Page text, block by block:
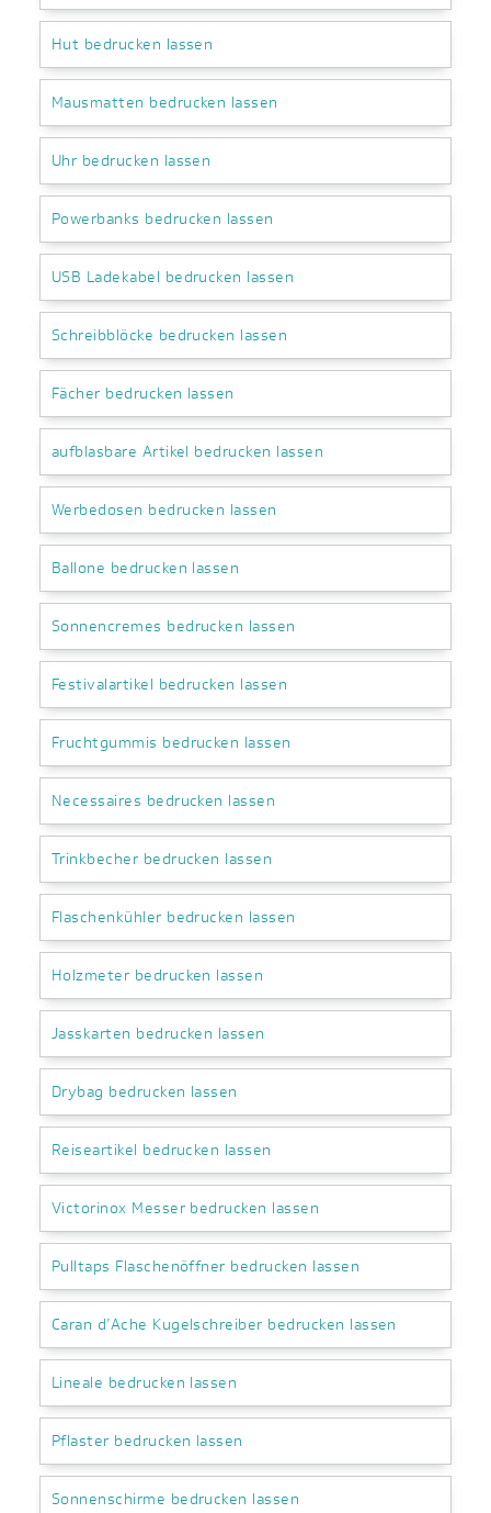
Hut bedrucken lassen
Mausmatten bedrucken lassen
Uhr bedrucken lassen
Powerbanks bedrucken lassen
USB Ladekabel bedrucken lassen
Schreibblöcke bedrucken lassen
Fächer bedrucken lassen
aufblasbare Artikel bedrucken lassen
Werbedosen bedrucken lassen
Ballone bedrucken lassen
Sonnencremes bedrucken lassen
Festivalartikel bedrucken lassen
Fruchtgummis bedrucken lassen
Necessaires bedrucken lassen
Trinkbecher bedrucken lassen
Flaschenkühler bedrucken lassen
Holzmeter bedrucken lassen
Jasskarten bedrucken lassen
Drybag bedrucken lassen
Reiseartikel bedrucken lassen
Victorinox Messer bedrucken lassen
Pulltaps Flaschenöffner bedrucken lassen
Caran d’Ache Kugelschreiber bedrucken lassen
Lineale bedrucken lassen
Pflaster bedrucken lassen
Sonnenschirme bedrucken lassen